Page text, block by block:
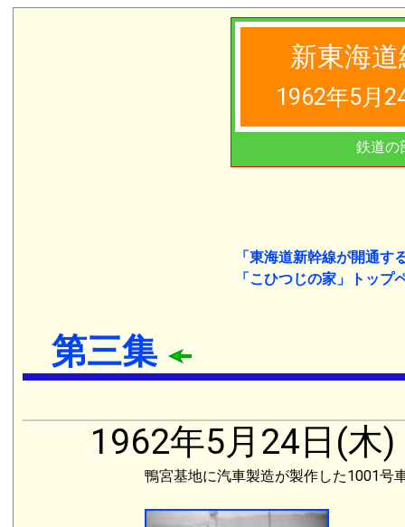
新東海
1962年5月
鉄道の
「東海道新幹線が開通す
「こひつじの家」トップ
第三集
1962年5月24日(木)
鴨宮基地に汽車製造が製作した1001号